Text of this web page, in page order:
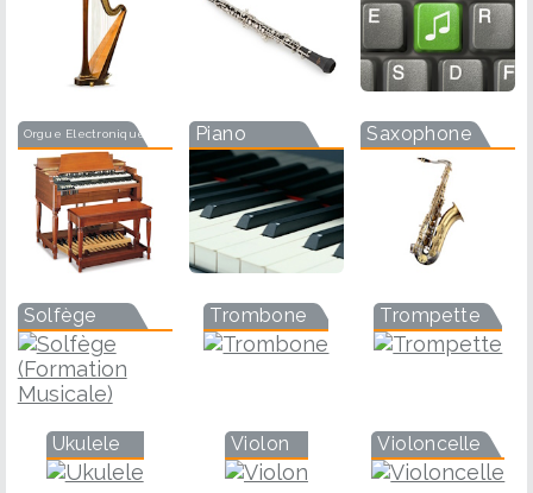
Orgue Electronique Piano Saxophone
Solfège Trombone Trompette
Ukulele Violon Violoncelle